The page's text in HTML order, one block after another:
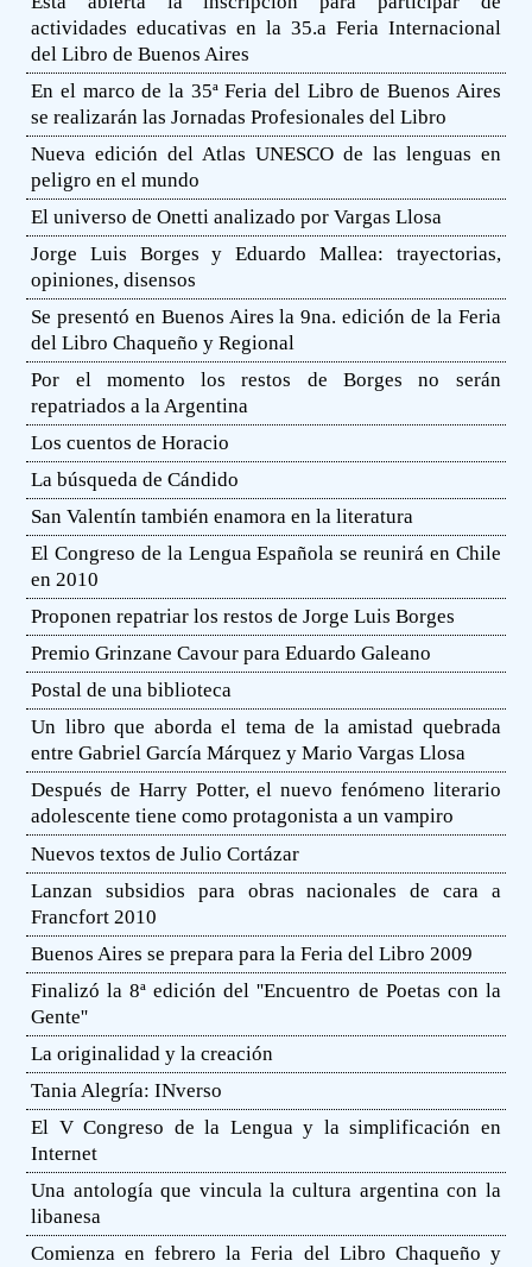
actividades educativas en la 35.a Feria Internacional
del Libro de Buenos Aires
En el marco de la 35ª Feria del Libro de Buenos Aires
se realizarán las Jornadas Profesionales del Libro
Nueva edición del Atlas UNESCO de las lenguas en
peligro en el mundo
El universo de Onetti analizado por Vargas Llosa
Jorge Luis Borges y Eduardo Mallea: trayectorias,
opiniones, disensos
Se presentó en Buenos Aires la 9na. edición de la Feria
del Libro Chaqueño y Regional
Por el momento los restos de Borges no serán
repatriados a la Argentina
Los cuentos de Horacio
La búsqueda de Cándido
San Valentín también enamora en la literatura
El Congreso de la Lengua Española se reunirá en Chile
en 2010
Proponen repatriar los restos de Jorge Luis Borges
Premio Grinzane Cavour para Eduardo Galeano
Postal de una biblioteca
Un libro que aborda el tema de la amistad quebrada
entre Gabriel García Márquez y Mario Vargas Llosa
Después de Harry Potter, el nuevo fenómeno literario
adolescente tiene como protagonista a un vampiro
Nuevos textos de Julio Cortázar
Lanzan subsidios para obras nacionales de cara a
Francfort 2010
Buenos Aires se prepara para la Feria del Libro 2009
Finalizó la 8ª edición del ''Encuentro de Poetas con la
Gente''
La originalidad y la creación
Tania Alegría: INverso
El V Congreso de la Lengua y la simplificación en
Internet
Una antología que vincula la cultura argentina con la
libanesa
Comienza en febrero la Feria del Libro Chaqueño y